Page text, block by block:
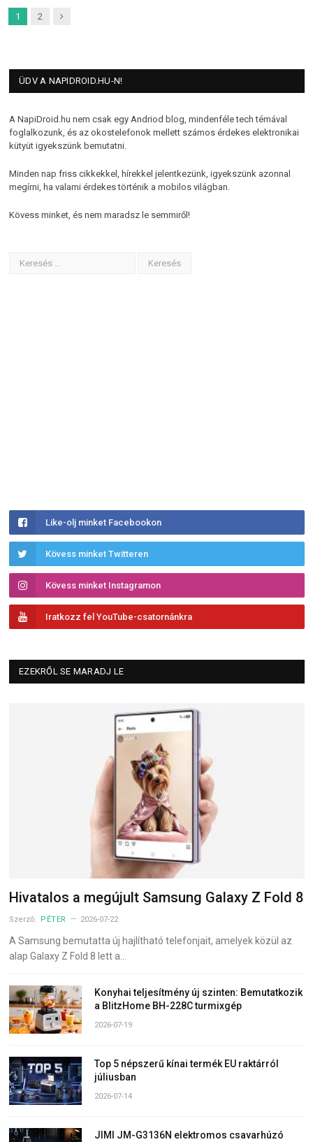
1 2 Next
ÜDV A NAPIDROID.HU-N!
A NapiDroid.hu nem csak egy Andriod blog, mindenféle tech témával
foglalkozunk, és az okostelefonok mellett számos érdekes elektronikai
kütyüt igyekszünk bemutatni.
Minden nap friss cikkekkel, hírekkel jelentkezünk, igyekszünk azonnal
megírni, ha valami érdekes történik a mobilos világban.
Kövess minket, és nem maradsz le semmiről!
Like-olj minket Facebookon
Kövess minket Twitteren
Kövess minket Instagramon
Iratkozz fel YouTube-csatornánkra
EZEKRŐL SE MARADJ LE
Hivatalos a megújult Samsung Galaxy Z Fold 8
Szerző: PÉTER 2026-07-22
A Samsung bemutatta új hajlítható telefonjait, amelyek közül az
alap Galaxy Z Fold 8 lett a…
Konyhai teljesítmény új szinten: Bemutatkozik
a BlitzHome BH-228C turmixgép
2026-07-19
Top 5 népszerű kínai termék EU raktárról
júliusban
2026-07-14
JIMI JM-G3136N elektromos csavarhúzó